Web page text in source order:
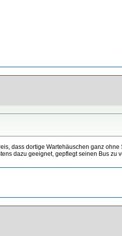
dass dortige Wartehäuschen ganz
dazu geeignet, gepflegt seinen Bus zu